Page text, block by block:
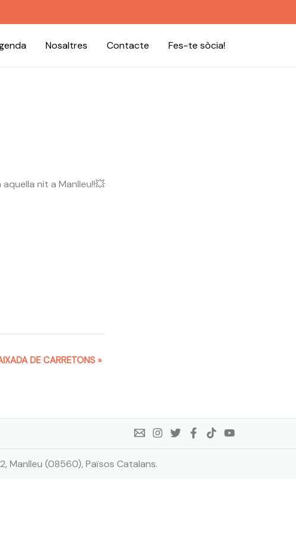
Nosaltres Contacte Fes-te sòcia!
nit a Manlleu!!💥
DE CARRETONS »
Manlleu (08560), Països Catalans.